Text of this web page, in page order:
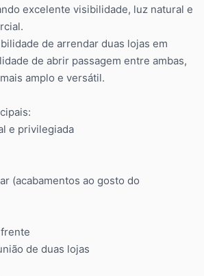
excelente visibilidade, luz natural e
de arrendar duas lojas em
de abrir passagem entre ambas,
amplo e versátil.
e privilegiada
(acabamentos ao gosto do
de duas lojas